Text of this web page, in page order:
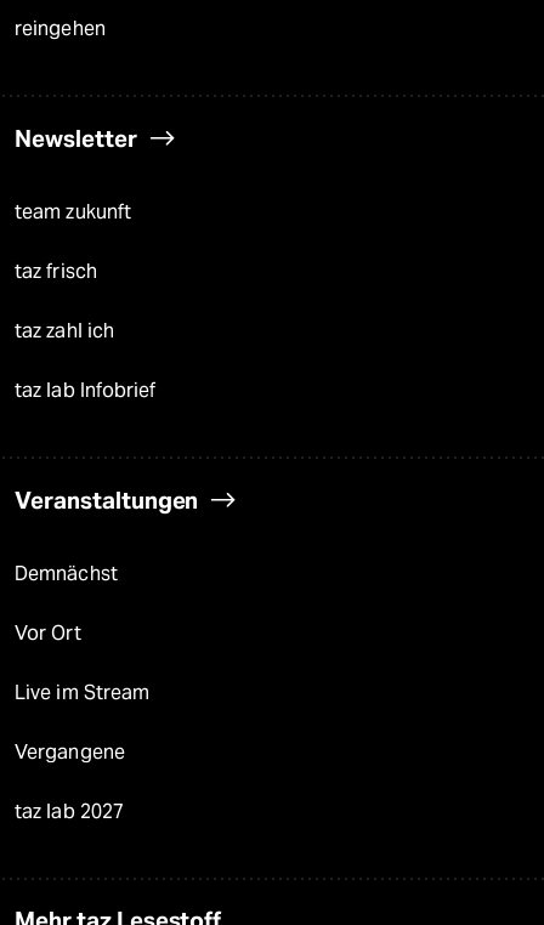
reingehen
Newsletter
team zukunft
taz frisch
taz zahl ich
taz lab Infobrief
Veranstaltungen
Demnächst
Vor Ort
Live im Stream
Vergangene
taz lab 2027